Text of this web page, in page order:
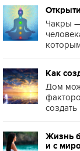
Чакры —
Как
Дом
Жизнь
и с